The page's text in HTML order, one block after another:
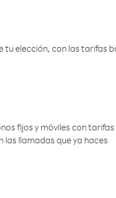
tu elección, con las tarifas
fijos y móviles con tarifas
las llamadas que ya haces